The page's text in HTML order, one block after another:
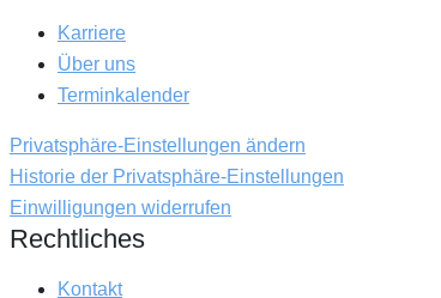
Karriere
Über uns
Terminkalender
Privatsphäre-Einstellungen ändern
Historie der Privatsphäre-Einstellungen
Einwilligungen widerrufen
Rechtliches
Kontakt